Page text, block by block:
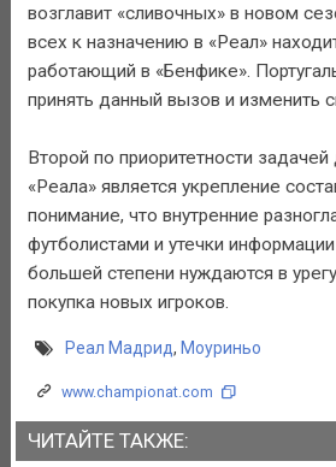
возглавит «сливочных» в новом
всех к назначению в «Реал»
работающий в «Бенфике».
принять данный вызов и изменить
Второй по приоритетности задачей
«Реала» является укрепление
понимание, что внутренние
футболистами и утечки
большей степени нуждаются в
покупка новых игроков.
Реал Мадрид, Моуриньо
www.championat.com
ЧИТАЙТЕ ТАКЖЕ: